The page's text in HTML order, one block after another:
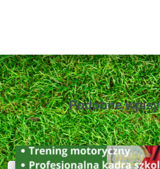
Podobne wpisy